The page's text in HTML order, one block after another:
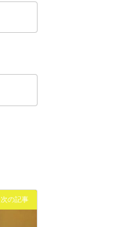
次の記事